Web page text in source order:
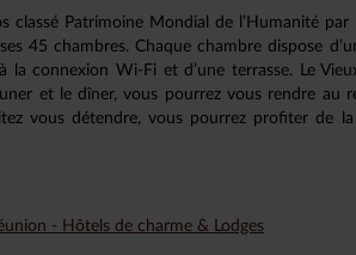
classé Patrimoine Mondial de l’Humanité par
45 chambres. Chaque chambre dispose
la connexion Wi-Fi et d’une terrasse. Le
et le dîner, vous pourrez vous rendre au
vous détendre, vous pourrez profiter de
- Hôtels de charme & Lodges